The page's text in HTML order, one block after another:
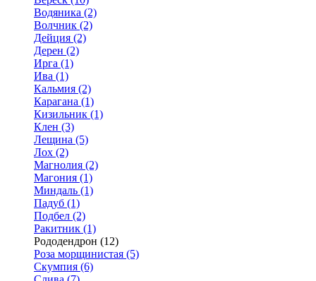
Водяника (2)
Волчник (2)
Дейция (2)
Дерен (2)
Ирга (1)
Ива (1)
Кальмия (2)
Карагана (1)
Кизильник (1)
Клен (3)
Лещина (5)
Лох (2)
Магнолия (2)
Магония (1)
Миндаль (1)
Падуб (1)
Подбел (2)
Ракитник (1)
Рододендрон (12)
Роза морщинистая (5)
Скумпия (6)